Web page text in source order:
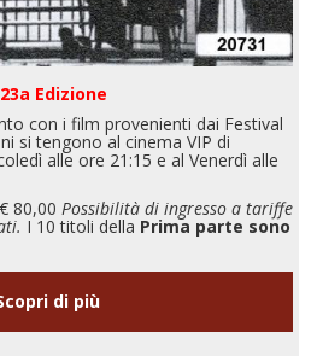
Edizione
con i film provenienti dai Festival
si tengono al cinema VIP di
alle ore 21:15 e al Venerdì alle
80,00 Possibilità di ingresso a tariffe
I 10 titoli della Prima parte sono
di più